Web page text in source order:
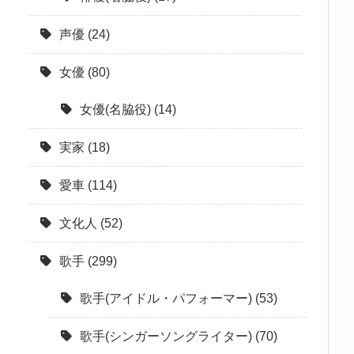
声優 (24)
女優 (80)
女優(名脇役) (14)
実家 (18)
愛車 (114)
文化人 (52)
歌手 (299)
歌手(アイドル・パフォーマー) (53)
歌手(シンガーソングライター) (70)